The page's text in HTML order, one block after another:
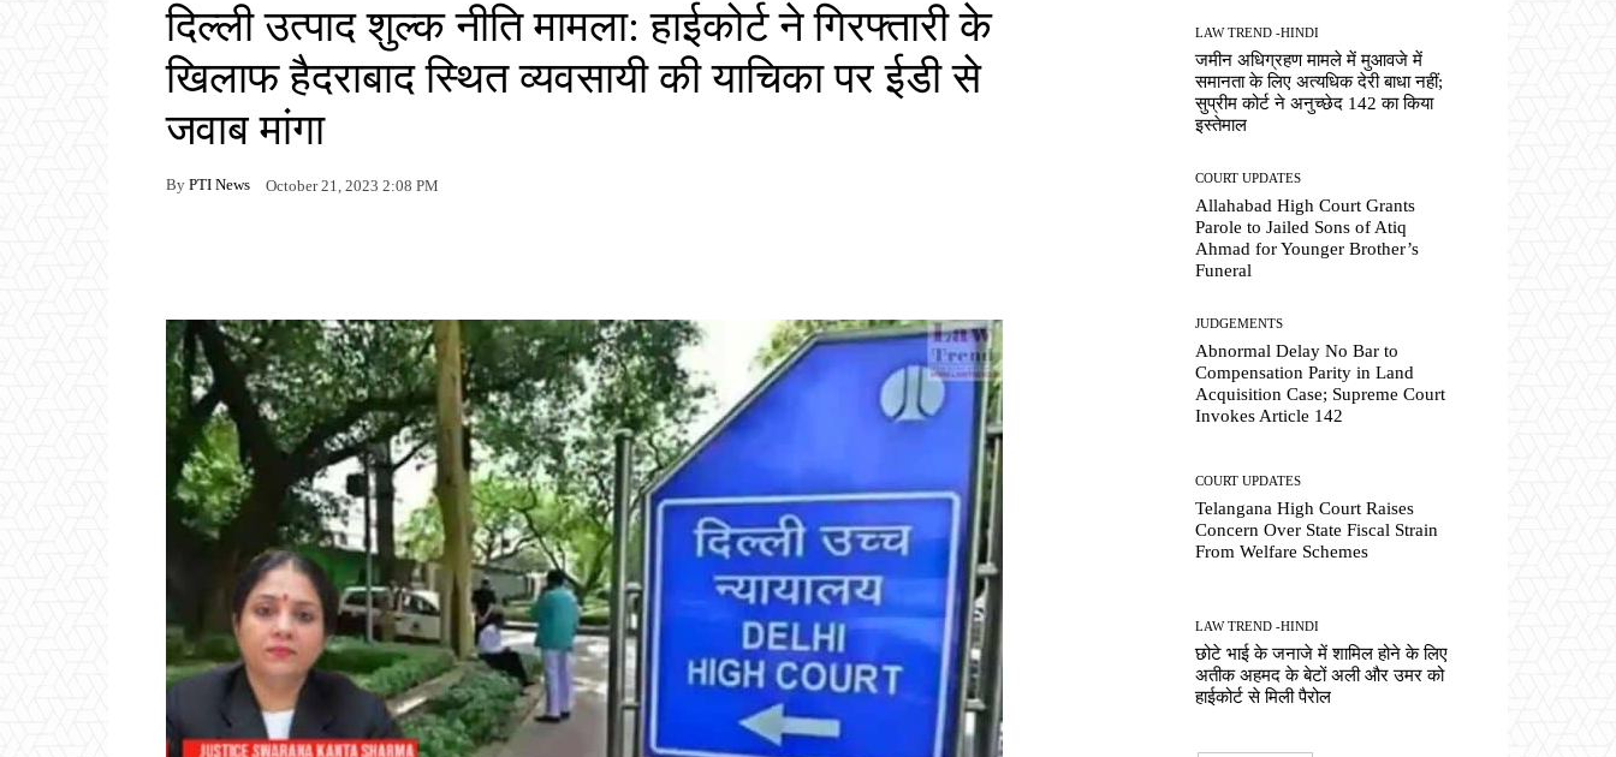
दिल्ली उत्पाद शुल्क नीति मामला: हाईकोर्ट ने गिरफ्तारी के
खिलाफ हैदराबाद स्थित व्यवसायी की याचिका पर ईडी से
जवाब मांगा
By PTI News October 21, 2023 2:08 PM
LAW TREND -HINDI
जमीन अधिग्रहण मामले में मुआवजे में
समानता के लिए अत्यधिक देरी बाधा नहीं;
सुप्रीम कोर्ट ने अनुच्छेद 142 का किया
इस्तेमाल
COURT UPDATES
Allahabad High Court Grants
Parole to Jailed Sons of Atiq
Ahmad for Younger Brother’s
Funeral
JUDGEMENTS
Abnormal Delay No Bar to
Compensation Parity in Land
Acquisition Case; Supreme Court
Invokes Article 142
COURT UPDATES
Telangana High Court Raises
Concern Over State Fiscal Strain
From Welfare Schemes
LAW TREND -HINDI
छोटे भाई के जनाजे में शामिल होने के लिए
अतीक अहमद के बेटों अली और उमर को
हाईकोर्ट से मिली पैरोल